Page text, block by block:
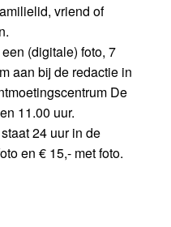
vriend of
(digitale) foto, 7
aan bij de redactie in
De
11.00 uur.
24 uur in de
en € 15,- met foto.